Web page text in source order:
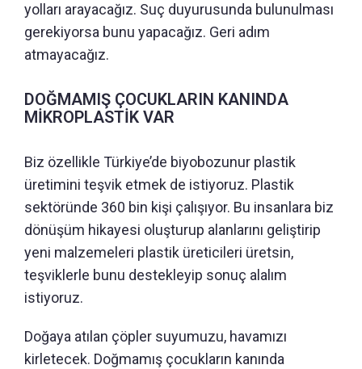
yolları arayacağız. Suç duyurusunda bulunulması
gerekiyorsa bunu yapacağız. Geri adım
atmayacağız.
DOĞMAMIŞ ÇOCUKLARIN KANINDA
MİKROPLASTİK VAR
Biz özellikle Türkiye’de biyobozunur plastik
üretimini teşvik etmek de istiyoruz. Plastik
sektöründe 360 bin kişi çalışıyor. Bu insanlara biz
dönüşüm hikayesi oluşturup alanlarını geliştirip
yeni malzemeleri plastik üreticileri üretsin,
teşviklerle bunu destekleyip sonuç alalım
istiyoruz.
Doğaya atılan çöpler suyumuzu, havamızı
kirletecek. Doğmamış çocukların kanında